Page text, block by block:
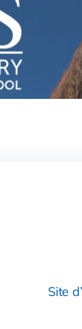
Site